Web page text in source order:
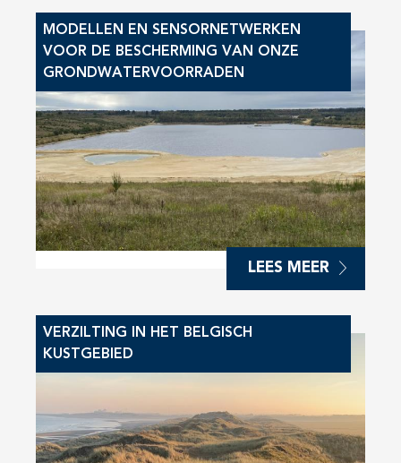
MODELLEN EN SENSORNETWERKEN
VOOR DE BESCHERMING VAN ONZE
GRONDWATERVOORRADEN
LEES MEER
VERZILTING IN HET BELGISCH
KUSTGEBIED